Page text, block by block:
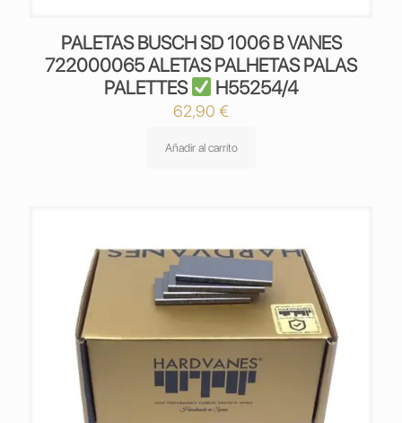
PALETAS BUSCH SD 1006 B VANES
722000065 ALETAS PALHETAS PALAS
PALETTES
H55254/4
62,90 €
Añadir al carrito